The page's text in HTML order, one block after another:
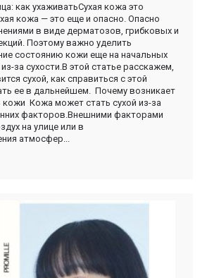
как ухаживатьСухая кожа это
кожа — это еще и опасно. Опасно
в виде дерматозов, грибковых и
Поэтому важно уделить
состоянию кожи еще на начальных
за сухости.В этой статье расскажем,
сухой, как справиться с этой
ее в дальнейшем. Почему возникает
кожи Кожа может стать сухой из-за
факторов.Внешними факторами
на улице или в
атмосфер...